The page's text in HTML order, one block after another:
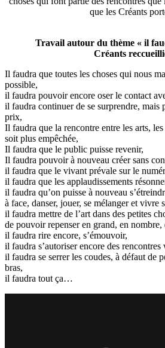
que les Créants
Travail autour du thème « il
Créants
Il faudra que toutes les choses qui nous
possible,
il faudra pouvoir encore oser le contact
il faudra continuer de se surprendre, mais
prix,
Il faudra que la rencontre entre les arts,
soit plus empêchée,
Il faudra que le public puisse revenir,
Il faudra pouvoir à nouveau créer sans
il faudra que le vivant prévale sur le
il faudra que les applaudissements
il faudra qu’on puisse à nouveau
à face, danser, jouer, se mélanger et vivre
il faudra mettre de l’art dans des petites
de pouvoir repenser en grand, en
il faudra rire encore, s’émouvoir,
il faudra s’autoriser encore des
il faudra se serrer les coudes, à défaut de
bras,
il faudra tout ça…